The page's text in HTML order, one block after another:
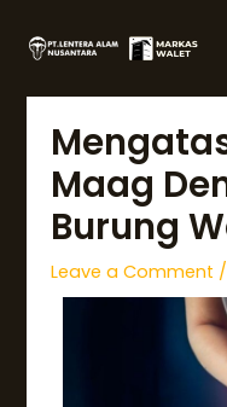
content
Maag
Burung
Leave a Comment
navigation